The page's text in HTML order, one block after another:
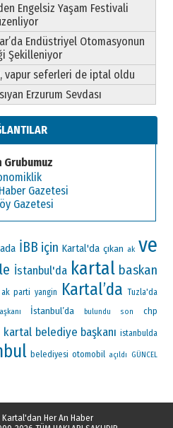
Engelsiz Yaşam Festivali
Endüstriyel Otomasyonun
Şekilleniyor
vapur seferleri de iptal oldu
Erzurum Sevdası
Grubumuz
Gazetesi
Gazetesi
İBB için Kartal'da çıkan ak ve
İstanbul'da kartal baskan
ak parti yangin Kartal’da Tuzla'da
İstanbul’da bulundu son chp
kartal belediye başkanı istanbulda
belediyesi otomobil açıldı GÜNCEL
Her An Haber